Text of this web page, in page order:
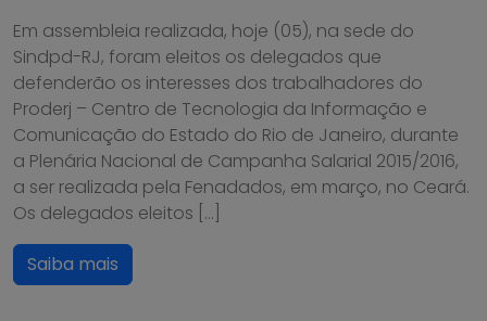
Em assembleia realizada, hoje (05), na sede do
Sindpd-RJ, foram eleitos os delegados que
defenderão os interesses dos trabalhadores do
Proderj – Centro de Tecnologia da Informação e
Comunicação do Estado do Rio de Janeiro, durante
a Plenária Nacional de Campanha Salarial 2015/2016,
a ser realizada pela Fenadados, em março, no Ceará.
Os delegados eleitos […]
Saiba mais